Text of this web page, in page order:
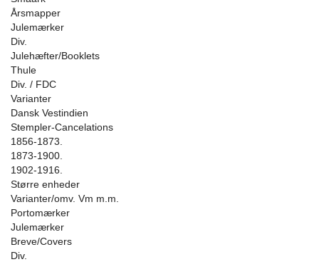
Årsmapper
Julemærker
Div.
Julehæfter/Booklets
Thule
Div. / FDC
Varianter
Dansk Vestindien
Stempler-Cancelations
1856-1873.
1873-1900.
1902-1916.
Større enheder
Varianter/omv. Vm m.m.
Portomærker
Julemærker
Breve/Covers
Div.